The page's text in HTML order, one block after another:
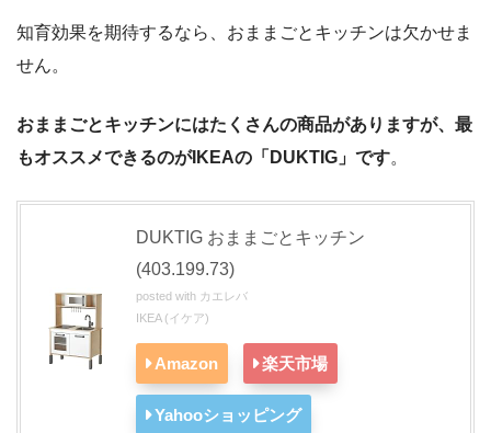
知育効果を期待するなら、おままごとキッチンは欠かせま
せん。
おままごとキッチンにはたくさんの商品がありますが、最
もオススメできるのがIKEAの「DUKTIG」 です。
DUKTIG おままごとキッチン
(403.199.73)
posted with カエレバ
IKEA (イケア)
Amazon 楽天市場
Yahooショッピング